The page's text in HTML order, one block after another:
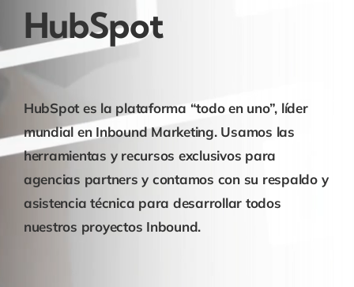
HubSpot
HubSpot es la plataforma “todo en uno”, líder
mundial en Inbound Marketing. Usamos las
herramientas y recursos exclusivos para
agencias partners y contamos con su respaldo y
asistencia técnica para desarrollar todos
nuestros proyectos Inbound.